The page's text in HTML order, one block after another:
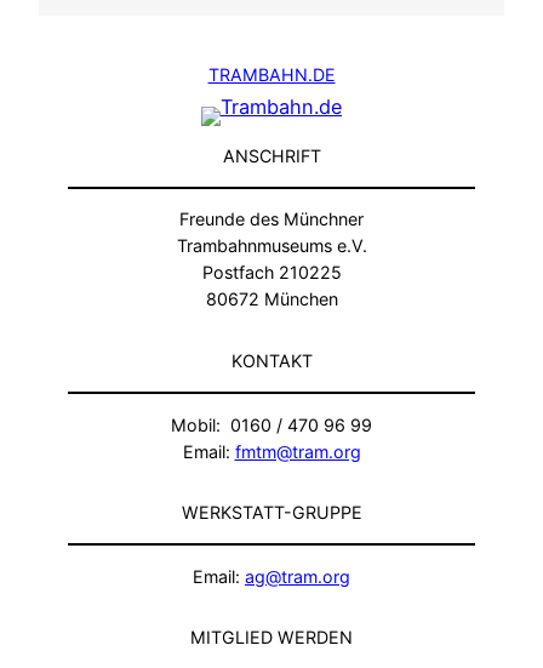
TRAMBAHN.DE
ANSCHRIFT
Freunde des Münchner
Trambahnmuseums e.V.
Postfach 210225
80672 München
KONTAKT
Mobil: 0160 / 470 96 99
Email: fmtm@tram.org
WERKSTATT-GRUPPE
Email: ag@tram.org
MITGLIED WERDEN